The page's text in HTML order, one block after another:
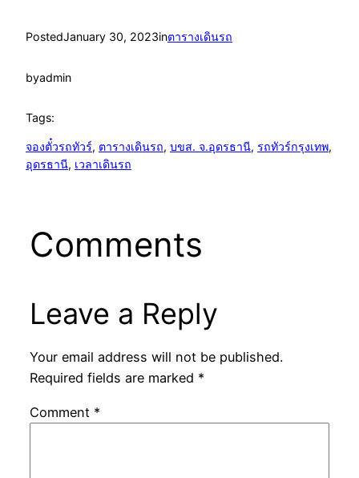
PostedJanuary 30, 2023inตารางเดินรถ
byadmin
Tags:
จองตั๋วรถทัวร์, ตารางเดินรถ, บขส. จ.อุดรธานี, รถทัวร์กรุงเทพ
อุดรธานี, เวลาเดินรถ
Comments
Leave a Reply
Your email address will not be published.
Required fields are marked *
Comment *